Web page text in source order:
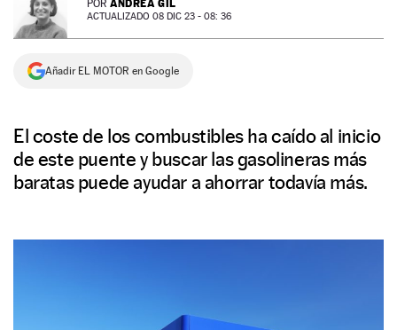
NEWSLETTER
SÍGUENOS
POR ANDREA GIL
ACTUALIZADO 08 DIC 23 - 08: 36
Añadir EL MOTOR en Google
El coste de los combustibles ha caído al inicio
de este puente y buscar las gasolineras más
baratas puede ayudar a ahorrar todavía más.